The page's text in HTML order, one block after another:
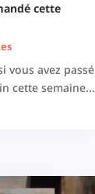
cette
vous avez passé
cette semaine...